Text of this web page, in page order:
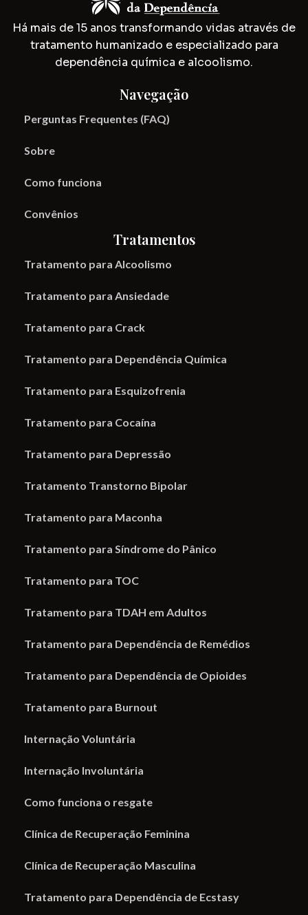
Há mais de 15 anos transformando vidas através de
tratamento humanizado e especializado para
dependência química e alcoolismo.
Navegação
Perguntas Frequentes (FAQ)
Sobre
Como funciona
Convênios
Tratamentos
Tratamento para Alcoolismo
Tratamento para Ansiedade
Tratamento para Crack
Tratamento para Dependência Química
Tratamento para Esquizofrenia
Tratamento para Cocaína
Tratamento para Depressão
Tratamento Transtorno Bipolar
Tratamento para Maconha
Tratamento para Síndrome do Pânico
Tratamento para TOC
Tratamento para TDAH em Adultos
Tratamento para Dependência de Remédios
Tratamento para Dependência de Opioides
Tratamento para Burnout
Internação Voluntária
Internação Involuntária
Como funciona o resgate
Clínica de Recuperação Feminina
Clínica de Recuperação Masculina
Tratamento para Dependência de Ecstasy